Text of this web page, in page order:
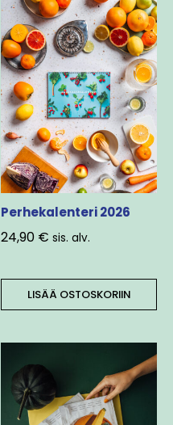
Perhekalenteri 2026
24,90 € sis. alv.
LISÄÄ OSTOSKORIIN